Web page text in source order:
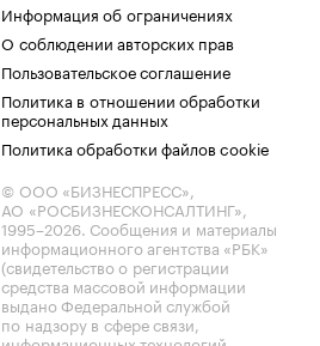
Информация об ограничениях
О соблюдении авторских прав
Пользовательское соглашение
Политика в отношении обработки
персональных данных
Политика обработки файлов cookie
© ООО «БИЗНЕСПРЕСС»,
АО «РОСБИЗНЕСКОНСАЛТИНГ»,
1995–2026. Сообщения и материалы
информационного агентства «РБК»
(свидетельство о регистрации
средства массовой информации
выдано Федеральной службой
по надзору в сфере связи,